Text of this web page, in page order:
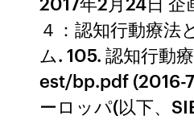
４：認知行動療法
ム. 105. 認知行動
est/bp.pdf (2016-
ーロッパ(以下、